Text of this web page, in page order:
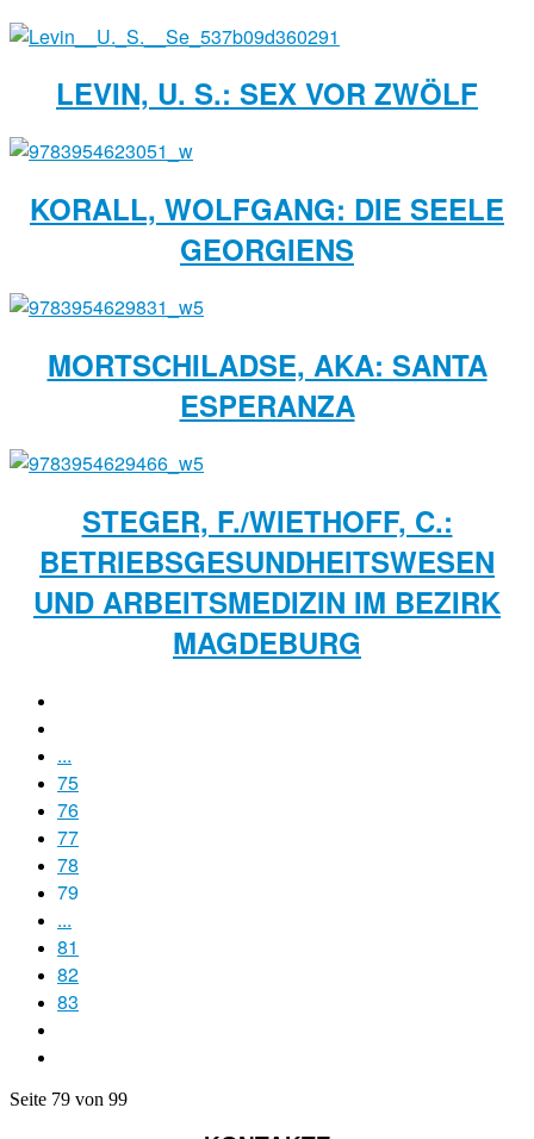
LEVIN, U. S.: SEX VOR ZWÖLF
KORALL, WOLFGANG: DIE SEELE
GEORGIENS
MORTSCHILADSE, AKA: SANTA
ESPERANZA
STEGER, F./WIETHOFF, C.:
BETRIEBSGESUNDHEITSWESEN
UND ARBEITSMEDIZIN IM BEZIRK
MAGDEBURG
...
75
76
77
78
79
...
81
82
83
Seite 79 von 99